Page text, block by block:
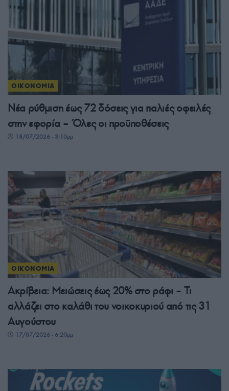
ΟΙΚΟΝΟΜΙΑ
Νέα ρύθμιση έως 72 δόσεις για παλιές οφειλές
στην εφορία – Όλες οι προϋποθέσεις
18/07/2026 - 3:10μμ
ΟΙΚΟΝΟΜΙΑ
Ακρίβεια: Μειώσεις έως 20% στο ράφι – Τι
αλλάζει στο καλάθι του νοικοκυριού από τις 31
Αυγούστου
17/07/2026 - 6:20μμ